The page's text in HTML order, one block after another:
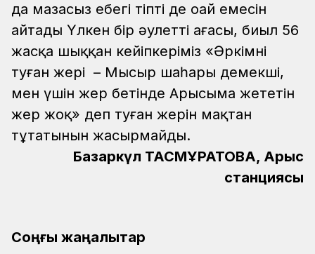
да мазасыз еңбегі тіпті де оңай емесін
айтады Үлкен бір әулеттің ағасы, биыл 56
жасқа шыққан кейіпкеріміз «Әркімнің
туған жері – Мысыр шаһары демекші,
мен үшін жер бетінде Арысыма жететін
жер жоқ» деп туған жерін мақтан
тұтатынын жасырмайды.
Базаркүл ТАСМҰРАТОВА, Арыс
станциясы
Соңғы жаңалықтар